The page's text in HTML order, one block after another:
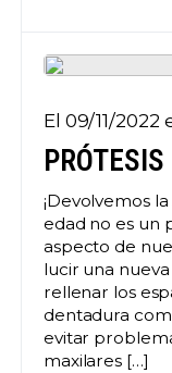
El 09/11/2022
¡Devolvemos
edad no es un
aspecto de
lucir una nueva
rellenar los
dentadura
evitar
maxilares […]